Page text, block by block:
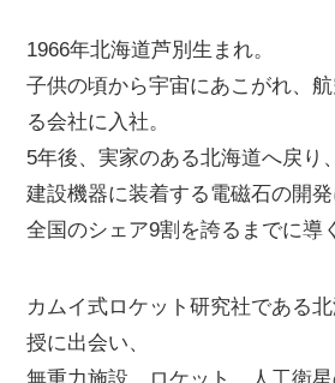
1966年北海道芦別生まれ。
子供の頃から宇宙にあこがれ、
る会社に入社。
5年後、実家のある北海道へ戻り
建設機器に装着する電磁石の開発
全国のシェア9割を誇るまでに導
カムイ式ロケット研究社である
授に出会い、